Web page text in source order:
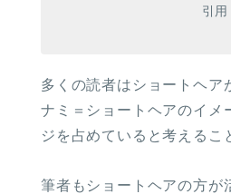
引
多くの読者はショートヘア
ナミ＝ショートヘアのイメ
ジを占めていると考えるこ
筆者もショートヘアの方が